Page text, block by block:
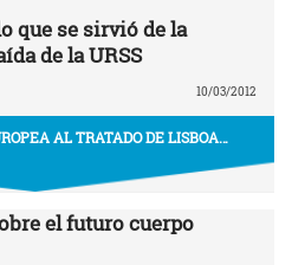
que se sirvió de la
de la URSS
10/03/2012
AL TRATADO DE LISBOA…
el futuro cuerpo